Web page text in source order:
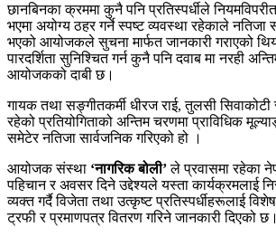
छानबिनका क्रममा कुनै पनि प्रतिस्पर्धीले
भएमा अयोग्य ठहर गर्ने स्पष्ट व्यवस्था रहेकाले नतिजा
भएको आयोजकले सुचना मार्फत जानकारी गराएको
पारदर्शिता सुनिश्चित गर्न कुनै पनि दवाब मा नरही
आयोजकको दाबी छ।
गायक तथा सङ्गीतकर्मी धीरज राई, तुलसी सिवाकोटी
रहेको प्रतियोगिताको अन्तिम चरणमा प्राविधिक
समेटेर नतिजा सार्वजनिक गरिएको हो ।
आयोजक संस्था ‘नागरिक बोली’ले प्रवासमा रहेका
पहिचान र अवसर दिने उद्देश्यले यस्ता कार्यक्रमलाई
व्यक्त गर्दै विजेता तथा उत्कृष्ट प्रतिस्पर्धीहरूलाई
ट्रफी र प्रमाणपत्र वितरण गरिने जानकारी दिएको छ।